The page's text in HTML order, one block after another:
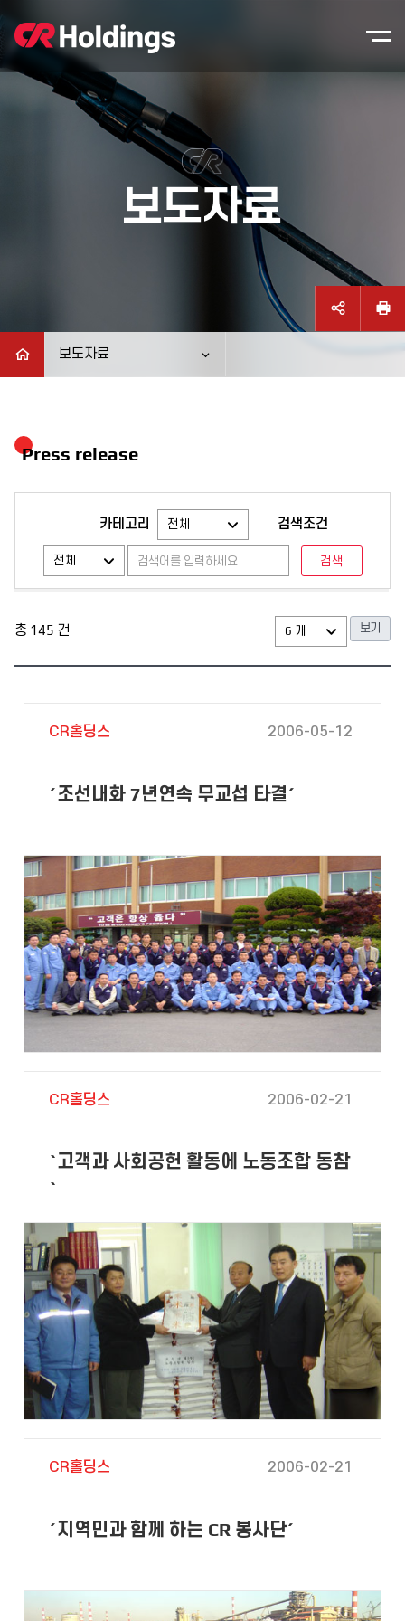
보도자료
보도자료
Press release
카테고리 검색조건
총 145 건
CR홀딩스 2006-05-12
´조선내화 7년연속 무교섭 타결´
CR홀딩스 2006-02-21
`고객과 사회공헌 활동에 노동조합 동참
`
CR홀딩스 2006-02-21
´지역민과 함께 하는 CR 봉사단´